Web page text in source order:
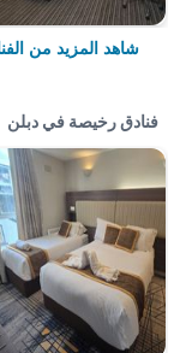
شاهد المزيد من
فنادق رخيصة في دبلن